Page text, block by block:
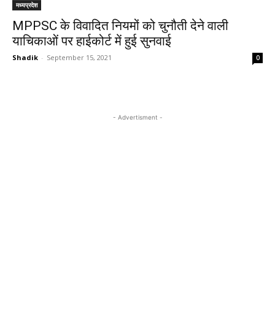
मध्यप्रदेश
MPPSC के विवादित नियमों को चुनौती देने वाली
याचिकाओं पर हाईकोर्ट में हुई सुनवाई
Shadik - September 15, 2021 0
- Advertisment -